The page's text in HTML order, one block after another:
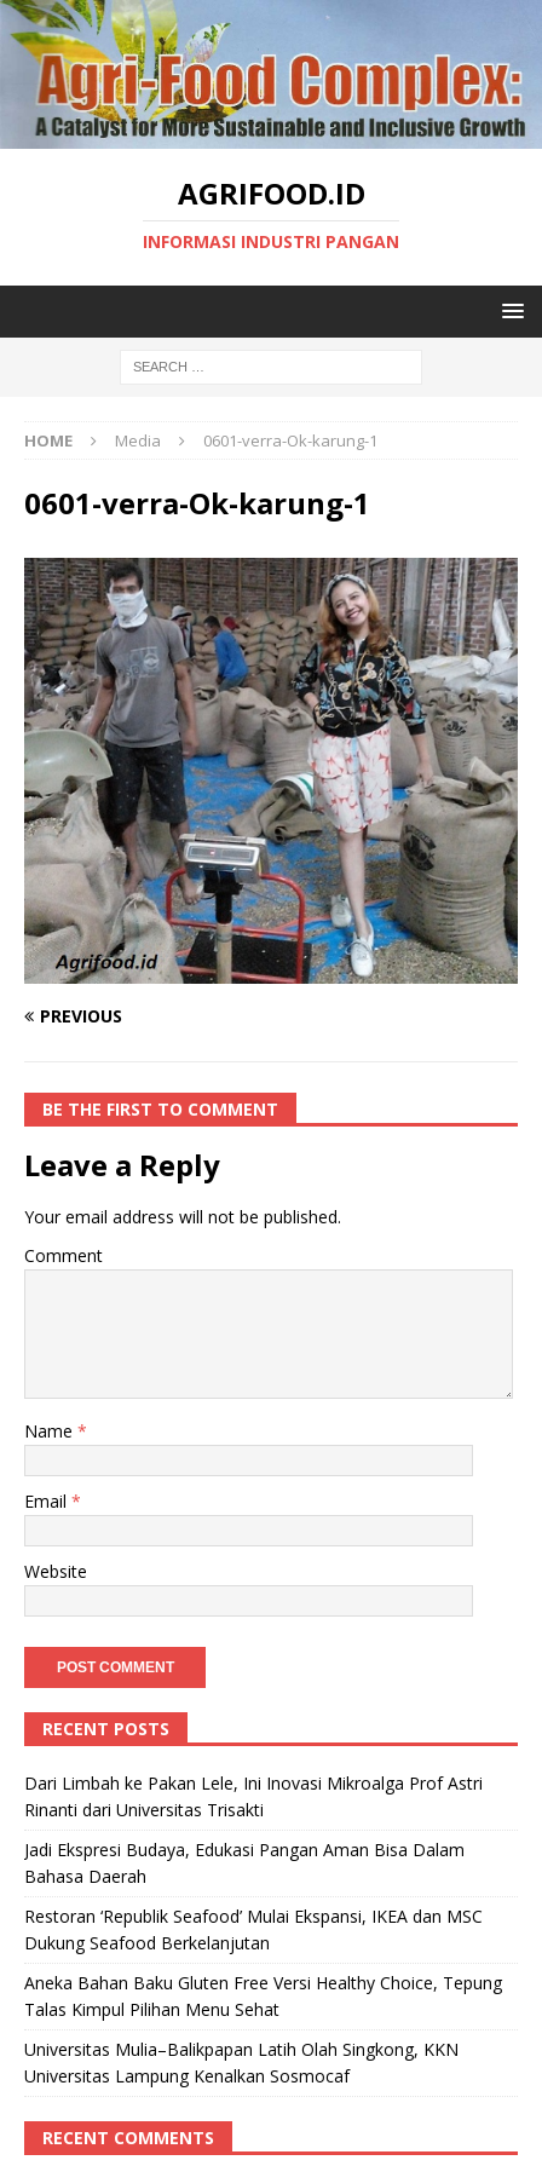
AGRIFOOD.ID
INFORMASI INDUSTRI PANGAN
HOME Media 0601-verra-Ok-karung-1
0601-verra-Ok-karung-1
PREVIOUS
BE THE FIRST TO COMMENT
Leave a Reply
Your email address will not be published.
Comment
Name *
Email *
Website
RECENT POSTS
Dari Limbah ke Pakan Lele, Ini Inovasi Mikroalga Prof Astri
Rinanti dari Universitas Trisakti
Jadi Ekspresi Budaya, Edukasi Pangan Aman Bisa Dalam
Bahasa Daerah
Restoran ‘Republik Seafood’ Mulai Ekspansi, IKEA dan MSC
Dukung Seafood Berkelanjutan
Aneka Bahan Baku Gluten Free Versi Healthy Choice, Tepung
Talas Kimpul Pilihan Menu Sehat
Universitas Mulia–Balikpapan Latih Olah Singkong, KKN
Universitas Lampung Kenalkan Sosmocaf
RECENT COMMENTS